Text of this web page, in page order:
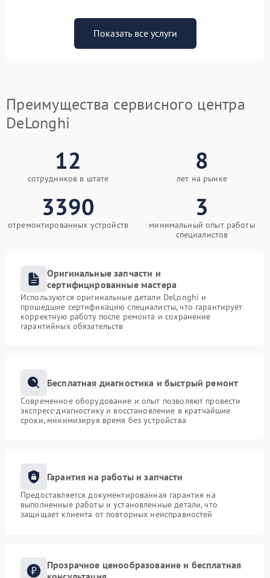
Показать все услуги
Преимущества сервисного центра
DeLonghi
12
сотрудников в штате
8
лет на рынке
3390
отремонтированных устройств
3
минимальный опыт работы
специалистов
Оригинальные запчасти и
сертифицированные мастера
Используются оригинальные детали DeLonghi и
прошедшие сертификацию специалисты, что гарантирует
корректную работу после ремонта и сохранение
гарантийных обязательств
Бесплатная диагностика и быстрый ремонт
Современное оборудование и опыт позволяют провести
экспресс-диагностику и восстановление в кратчайшие
сроки, минимизируя время без устройства
Гарантия на работы и запчасти
Предоставляется документированная гарантия на
выполненные работы и установленные детали, что
защищает клиента от повторных неисправностей
Прозрачное ценообразование и бесплатная